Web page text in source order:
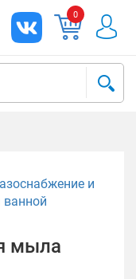
0
и
ванной
мыла